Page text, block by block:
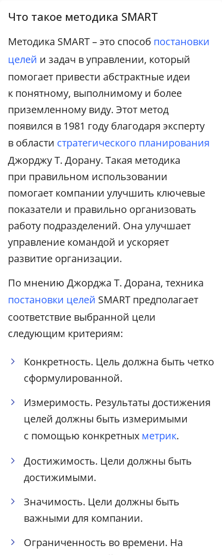
Что такое методика SMART
Методика SMART – это способ постановки
целей и задач в управлении, который
помогает привести абстрактные идеи
к понятному, выполнимому и более
приземленному виду. Этот метод
появился в 1981 году благодаря эксперту
в области стратегического планирования
Джорджу Т. Дорану. Такая методика
при правильном использовании
помогает компании улучшить ключевые
показатели и правильно организовать
работу подразделений. Она улучшает
управление командой и ускоряет
развитие организации.
По мнению Джорджа Т. Дорана, техника
постановки целей SMART предполагает
соответствие выбранной цели
следующим критериям:
Конкретность. Цель должна быть четко
сформулированной.
Измеримость. Результаты достижения
целей должны быть измеримыми
с помощью конкретных метрик.
Достижимость. Цели должны быть
достижимыми.
Значимость. Цели должны быть
важными для компании.
Ограниченность во времени. На